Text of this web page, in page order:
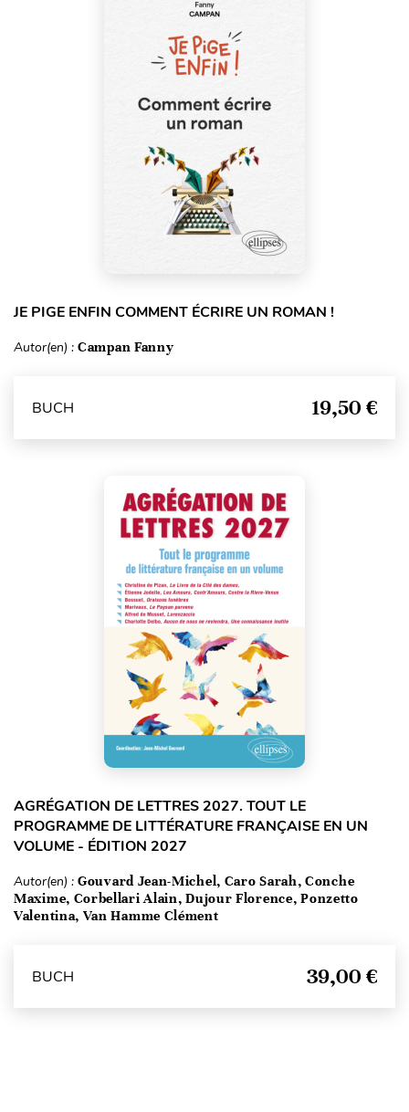
JE PIGE ENFIN COMMENT ÉCRIRE UN ROMAN !
Autor(en) : Campan Fanny
BUCH 19,50 €
AGRÉGATION DE LETTRES 2027. TOUT LE
PROGRAMME DE LITTÉRATURE FRANÇAISE EN UN
VOLUME - ÉDITION 2027
Autor(en) : Gouvard Jean-Michel, Caro Sarah, Conche
Maxime, Corbellari Alain, Dujour Florence, Ponzetto
Valentina, Van Hamme Clément
BUCH 39,00 €